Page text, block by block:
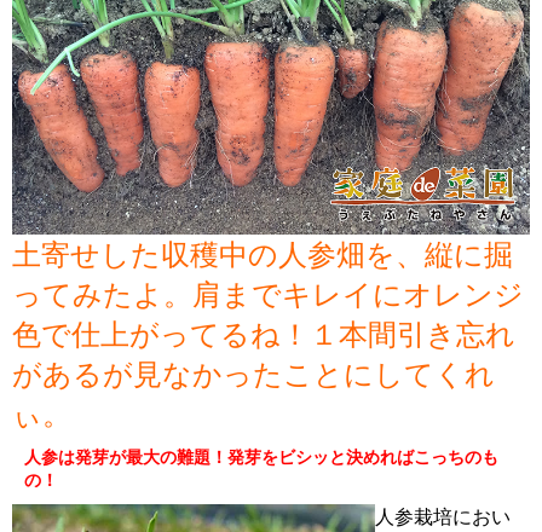
土寄せした収穫中の人参畑を、縦に掘
ってみたよ。肩までキレイにオレンジ
色で仕上がってるね！１本間引き忘れ
があるが見なかったことにしてくれ
ぃ。
人参は発芽が最大の難題！発芽をビシッと決めればこっちのも
の！
人参栽培におい